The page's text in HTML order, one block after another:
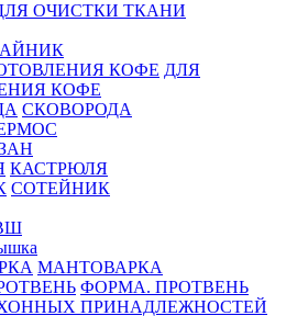
ОЧИСТКИ ТКАНИ
ДЛЯ
КОФЕ
СКОВОРОДА
КАСТРЮЛЯ
СОТЕЙНИК
МАНТОВАРКА
ФОРМА. ПРОТВЕНЬ